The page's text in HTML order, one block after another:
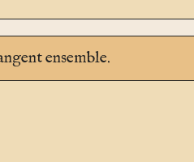
ensemble.